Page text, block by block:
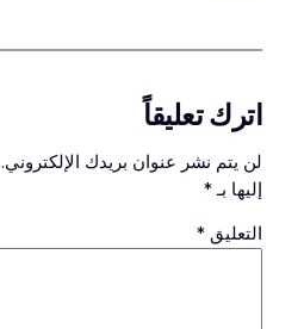
اترك تعليقاً
لن يتم نشر عنوان بريدك الإلكتروني.
إليها بـ*
التعليق *